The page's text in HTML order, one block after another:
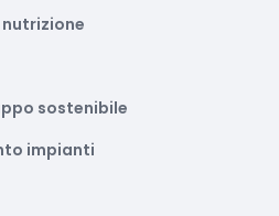
sostenibile
impianti